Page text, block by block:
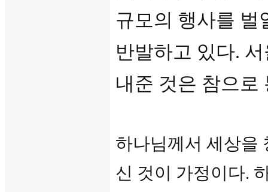
규모의 행사를 벌
반발하고 있다.
내준 것은 참으로
하나님께서 세상을
신 것이 가정이다.